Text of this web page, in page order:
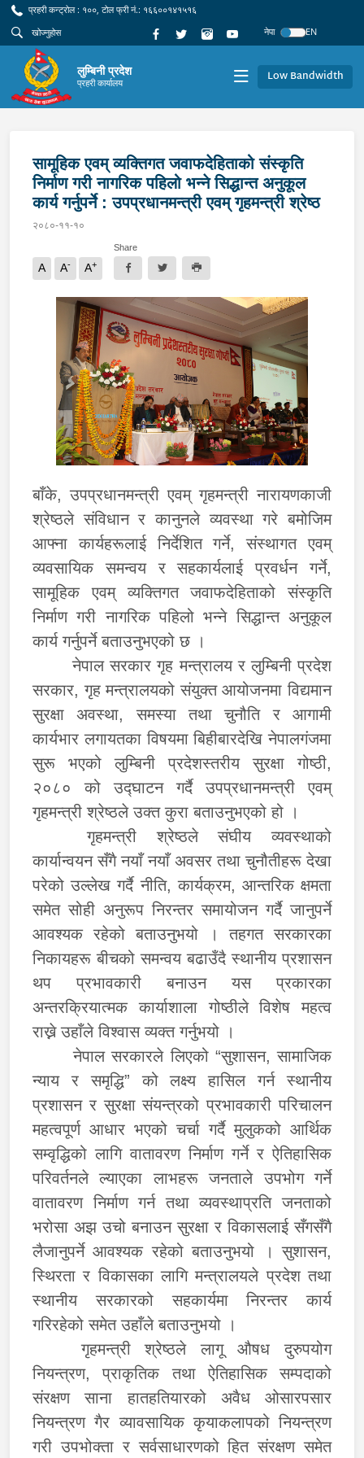
प्रहरी कन्ट्रोल : १००, टोल फ्री नं.: १६६००१४१५१६
नेपा
EN
लुम्बिनी प्रदेश
प्रहरी कार्यालय Low Bandwidth
सामूहिक एवम् व्यक्तिगत जवाफदेहिताको संस्कृति
निर्माण गरी नागरिक पहिलो भन्ने सिद्धान्त अनुकूल
कार्य गर्नुपर्ने : उपप्रधानमन्त्री एवम् गृहमन्त्री श्रेष्ठ
२०८०-११-१०
A A- A+
Share
बाँके, उपप्रधानमन्त्री एवम् गृहमन्त्री नारायणकाजी
श्रेष्ठले संविधान र कानुनले व्यवस्था गरे बमोजिम
आफ्ना कार्यहरूलाई निर्देशित गर्ने, संस्थागत एवम्
व्यवसायिक समन्वय र सहकार्यलाई प्रवर्धन गर्ने,
सामूहिक एवम् व्यक्तिगत जवाफदेहिताको संस्कृति
निर्माण गरी नागरिक पहिलो भन्ने सिद्धान्त अनुकूल
कार्य गर्नुपर्ने बताउनुभएको छ ।
नेपाल सरकार गृह मन्त्रालय र लुम्बिनी प्रदेश
सरकार, गृह मन्त्रालयको संयुक्त आयोजनमा विद्यमान
सुरक्षा अवस्था, समस्या तथा चुनौति र आगामी
कार्यभार लगायतका विषयमा बिहीबारदेखि नेपालगंजमा
सुरू भएको लुम्बिनी प्रदेशस्तरीय सुरक्षा गोष्ठी,
२०८० को उद्‍घाटन गर्दै उपप्रधानमन्त्री एवम्
गृहमन्त्री श्रेष्ठले उक्त कुरा बताउनुभएको हो ।
गृहमन्त्री श्रेष्ठले संघीय व्यवस्थाको
कार्यान्वयन सँगै नयाँ नयाँ अवसर तथा चुनौतीहरू देखा
परेको उल्लेख गर्दै नीति, कार्यक्रम, आन्तरिक क्षमता
समेत सोही अनुरूप निरन्तर समायोजन गर्दै जानुपर्ने
आवश्यक रहेको बताउनुभयो । तहगत सरकारका
निकायहरू बीचको समन्वय बढाउँदै स्थानीय प्रशासन
थप प्रभावकारी बनाउन यस प्रकारका
अन्तरक्रियात्मक कार्याशाला गोष्ठीले विशेष महत्व
राख्ने उहाँले विश्वास व्यक्त गर्नुभयो ।
नेपाल सरकारले लिएको “सुशासन, सामाजिक
न्याय र समृद्धि” को लक्ष्य हासिल गर्न स्थानीय
प्रशासन र सुरक्षा संयन्त्रको प्रभावकारी परिचालन
महत्वपूर्ण आधार भएको चर्चा गर्दै मुलुकको आर्थिक
सम्वृद्धिको लागि वातावरण निर्माण गर्ने र ऐतिहासिक
परिवर्तनले ल्याएका लाभहरू जनताले उपभोग गर्ने
वातावरण निर्माण गर्न तथा व्यवस्थाप्रति जनताको
भरोसा अझ उचो बनाउन सुरक्षा र विकासलाई सँगसँगै
लैजानुपर्ने आवश्यक रहेको बताउनुभयो । सुशासन,
स्थिरता र विकासका लागि मन्त्रालयले प्रदेश तथा
स्थानीय सरकारको सहकार्यमा निरन्तर कार्य
गरिरहेको समेत उहाँले बताउनुभयो ।
गृहमन्त्री श्रेष्ठले लागू औषध दुरुपयोग
नियन्त्रण, प्राकृतिक तथा ऐतिहासिक सम्पदाको
संरक्षण साना हातहतियारको अवैध ओसारपसार
नियन्त्रण गैर व्यावसायिक कृयाकलापको नियन्त्रण
गरी उपभोक्ता र सर्वसाधारणको हित संरक्षण समेत